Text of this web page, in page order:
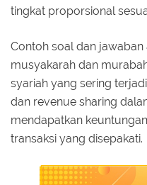
tingkat proporsional
Contoh soal dan jawaban
musyakarah dan
syariah yang sering
dan revenue sharing
mendapatkan
transaksi yang disepakati.